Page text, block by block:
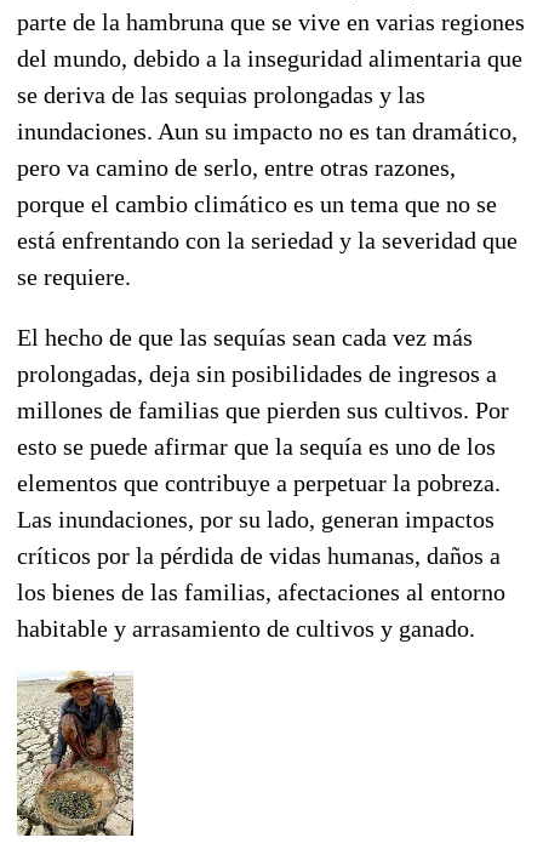
parte de la hambruna que se vive en varias regiones
del mundo, debido a la inseguridad alimentaria que
se deriva de las sequias prolongadas y las
inundaciones. Aun su impacto no es tan dramático,
pero va camino de serlo, entre otras razones,
porque el cambio climático es un tema que no se
está enfrentando con la seriedad y la severidad que
se requiere.
El hecho de que las sequías sean cada vez más
prolongadas, deja sin posibilidades de ingresos a
millones de familias que pierden sus cultivos. Por
esto se puede afirmar que la sequía es uno de los
elementos que contribuye a perpetuar la pobreza.
Las inundaciones, por su lado, generan impactos
críticos por la pérdida de vidas humanas, daños a
los bienes de las familias, afectaciones al entorno
habitable y arrasamiento de cultivos y ganado.